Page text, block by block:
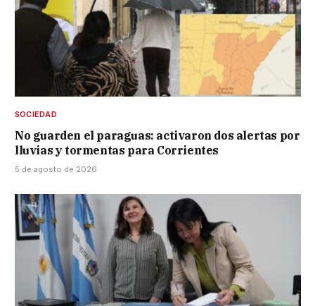
SOCIEDAD
No guarden el paraguas: activaron dos alertas por
lluvias y tormentas para Corrientes
5 de agosto de 2026